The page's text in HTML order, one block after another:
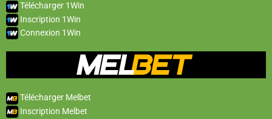
Télécharger 1Win
Inscription 1Win
Connexion 1Win
Télécharger Melbet
Inscription Melbet